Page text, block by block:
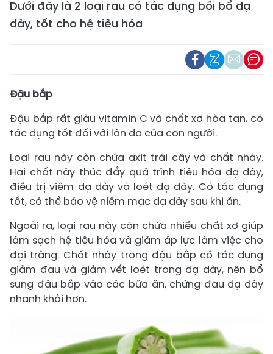
Dưới đây là 2 loại rau có tác dụng bồi bổ dạ
dày, tốt cho hệ tiêu hóa
Đậu bắp
Đậu bắp rất giàu vitamin C và chất xơ hòa tan, có
tác dụng tốt đối với làn da của con người.
Loại rau này còn chứa axit trái cây và chất nhày.
Hai chất này thúc đẩy quá trình tiêu hóa dạ dày,
điều trị viêm dạ dày và loét dạ dày. Có tác dụng
tốt, có thể bảo vệ niêm mạc dạ dày sau khi ăn.
Ngoài ra, loại rau này còn chứa nhiều chất xơ giúp
làm sạch hệ tiêu hóa và giảm áp lực làm việc cho
đại tràng. Chất nhày trong đậu bắp có tác dụng
giảm đau và giảm vết loét trong dạ dày, nên bổ
sung đậu bắp vào các bữa ăn, chứng đau dạ dày
nhanh khỏi hơn.